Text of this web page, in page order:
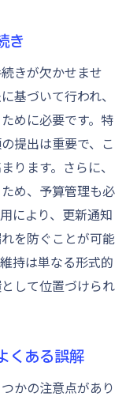
更新の必要性
の流れ
新の成功事例
ンドの影響
新の戦略
標更新のステッ
前線
の重要性
ークの活用
き
きが欠かせませ
基づいて行われ、
めに必要です。特
提出は重要で、こ
ります。さらに、
め、予算管理も必
により、更新通知
を防ぐことが可能
持は単なる形式的
して位置づけられ
くある誤解
かの注意点があり